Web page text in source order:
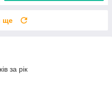
ще
за рік